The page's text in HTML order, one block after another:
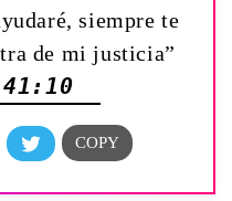
siempre te
de mi justicia”